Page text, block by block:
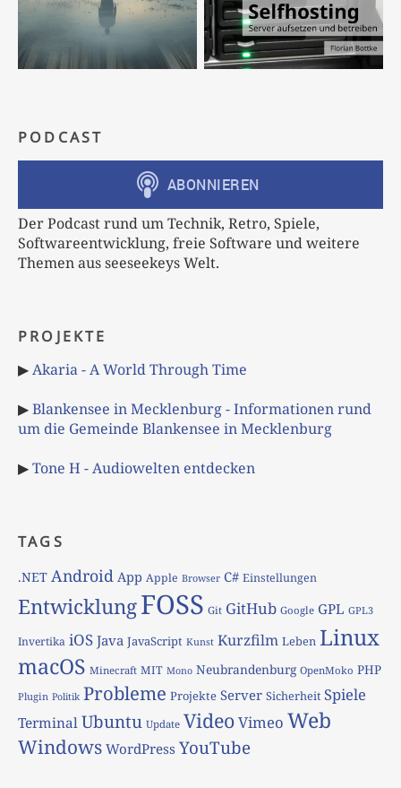
PODCAST
Der Podcast rund um Technik, Retro, Spiele,
Softwareentwicklung, freie Software und weitere
Themen aus seeseekeys Welt.
PROJEKTE
▶Akaria - A World Through Time
▶Blankensee in Mecklenburg - Informationen rund
um die Gemeinde Blankensee in Mecklenburg
▶Tone H - Audiowelten entdecken
TAGS
.NET Android App Apple Browser C# Einstellungen
EntwicklungFOSS Git GitHub Google GPL GPL3
Invertika iOS Java JavaScript Kunst Kurzfilm Leben Linux
macOS Minecraft MIT Mono Neubrandenburg OpenMoko PHP
Plugin Politik Probleme Projekte Server Sicherheit Spiele
TerminalUbuntu Update VideoVimeo Web
Windows WordPress YouTube